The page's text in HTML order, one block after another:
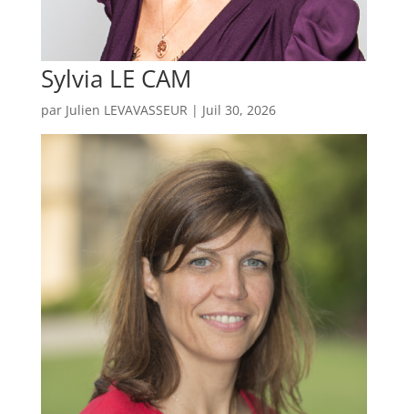
Sylvia LE CAM
par Julien LEVAVASSEUR | Juil 30, 2026